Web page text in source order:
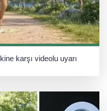
karşı videolu uyarı